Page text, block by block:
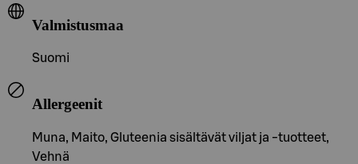
Valmistusmaa
Suomi
Allergeenit
Muna, Maito, Gluteenia sisältävät viljat ja -tuotteet,
Vehnä